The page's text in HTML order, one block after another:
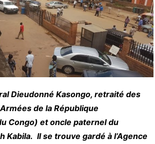
Dieudonné Kasongo, retraité des
de la République
Congo) et oncle paternel du
Kabila. Il se trouve gardé à l’Agence